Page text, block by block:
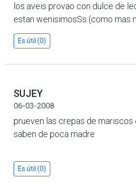
los aveis provao con dulce de
estan wenisimosSs (como mas
Es útil (0)
SUJEY
06-03-2008
prueven las crepas de mariscos
saben de poca madre
Es útil (0)